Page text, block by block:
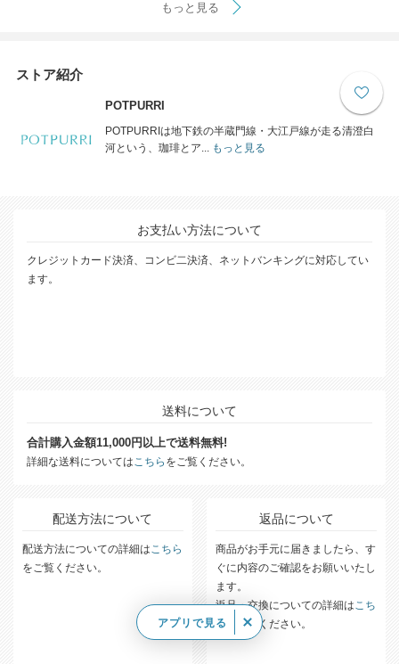
もっと見る
ストア紹介
POTPURRI
POTPURRIは地下鉄の半蔵門線・大江戸線が走る清澄白
河という、珈琲とア...もっと見る
お支払い方法について
クレジットカード決済、コンビ二決済、ネットバンキングに対応してい
ます。
送料について
合計購入金額11,000円以上で送料無料!
詳細な送料についてはこちら をご覧ください。
配送方法について
配送方法についての詳細はこちら
をご覧ください。
返品について
商品がお手元に届きましたら、す
ぐに内容のご確認をお願いいたし
ます。
返品・交換についての詳細はこち
ら をご覧ください。
アプリで見る